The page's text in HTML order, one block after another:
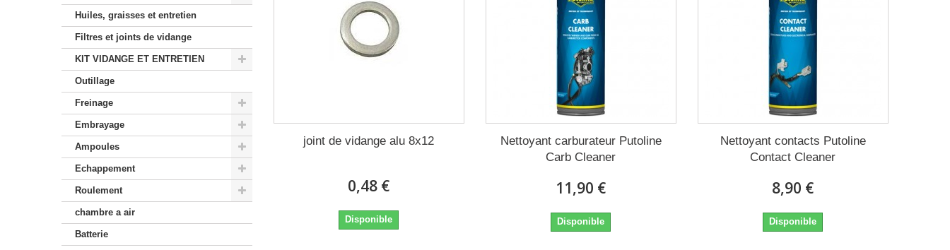
Huiles, graisses et entretien
Filtres et joints de vidange
KIT VIDANGE ET ENTRETIEN
Outillage
Freinage
Embrayage
Ampoules
Echappement
Roulement
chambre a air
Batterie
joint de vidange alu 8x12
0,48 €
Disponible
Nettoyant carburateur Putoline
Carb Cleaner
11,90 €
Disponible
Nettoyant contacts Putoline
Contact Cleaner
8,90 €
Disponible